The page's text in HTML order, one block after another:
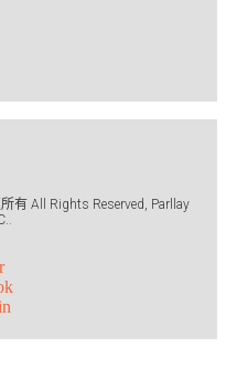
有 All Rights Reserved, Parllay